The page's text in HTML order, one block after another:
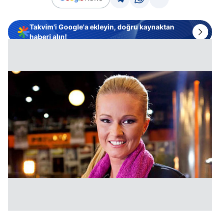
Takvim'i Google'a ekleyin, doğru kaynaktan
haberi alın!